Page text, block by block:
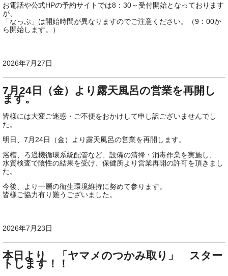
お電話や公式HPの予約サイトでは8：30～受付開始となっております
が、
「なっぷ」は開始時間が異なりますのでご注意ください。（9：00か
ら開始します。）
2026年7月27日
7月24日（金）より露天風呂の営業を再開し
ます。
皆様には大変ご迷惑・ご不便をおかけして申し訳ございませんでし
た。
明日、7月24日（金）より露天風呂の営業を再開します。
浴槽、ろ過機循環系統配管など、設備の清掃・消毒作業を実施し、
水質検査で陰性の結果を受け、保健所より営業再開の許可を頂きまし
た。
今後、より一層の衛生環境維持に努めて参ります。
皆様ご協力有り難うございました。
2026年7月23日
本日より 「ヤマメのつかみ取り」 スター
トします！！